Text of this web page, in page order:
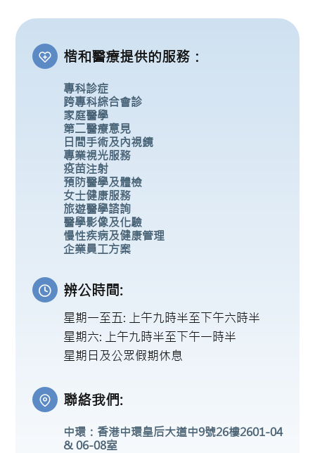
楷和醫療提供的服務：
專科診症
跨專科綜合會診
家庭醫學
第二醫療意見
日間手術及內視鏡
專業視光服務
疫苗注射
預防醫學及體檢
女士健康服務
旅遊醫學諮詢
醫學影像及化驗
慢性疾病及健康管理
企業員工方案
辨公時間:
星期一至五: 上午九時半至下午六時半
星期六: 上午九時半至下午一時半
星期日及公眾假期休息
聯絡我們:
中環：香港中環皇后大道中9號26樓2601-04
& 06-08室